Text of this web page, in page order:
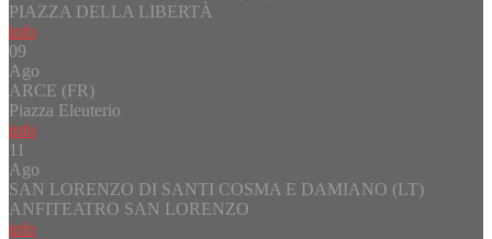
PIAZZA DELLA LIBERTÀ
info
09
Ago
ARCE (FR)
Piazza Eleuterio
info
11
Ago
SAN LORENZO DI SANTI COSMA E DAMIANO (LT)
ANFITEATRO SAN LORENZO
info